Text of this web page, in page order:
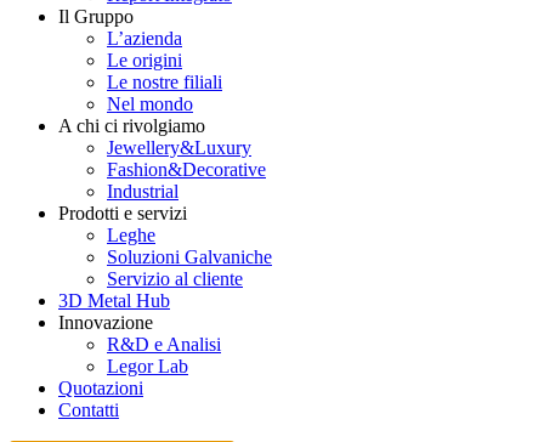
Il Gruppo
L’azienda
Le origini
Le nostre filiali
Nel mondo
A chi ci rivolgiamo
Jewellery&Luxury
Fashion&Decorative
Industrial
Prodotti e servizi
Leghe
Soluzioni Galvaniche
Servizio al cliente
3D Metal Hub
Innovazione
R&D e Analisi
Legor Lab
Quotazioni
Contatti